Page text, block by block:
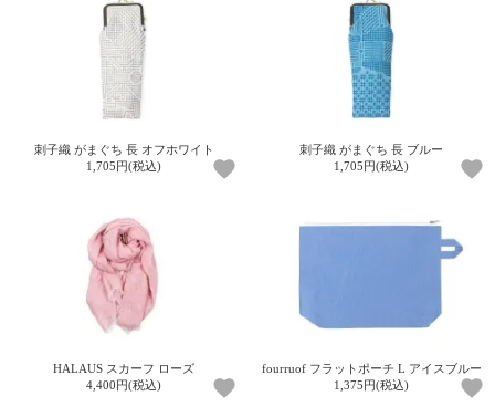
刺子織 がまぐち 長 オフホワイト
1,705円(税込)
刺子織 がまぐち 長 ブルー
1,705円(税込)
HALAUS スカーフ ローズ
4,400円(税込)
fourruof フラットポーチ L アイスブルー
1,375円(税込)